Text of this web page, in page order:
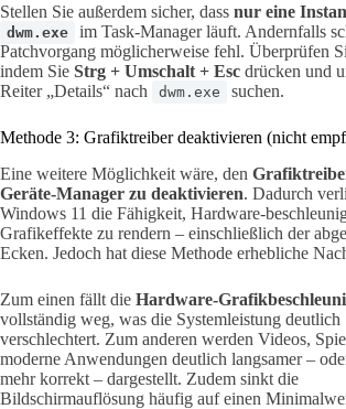
Stellen Sie außerdem sicher, dass nur eine
dwm.exe
im Task-Manager läuft. Andernfalls
Patchvorgang möglicherweise fehl. Überprüfen
indem Sie Strg + Umschalt + Esc drücken und
Reiter „Details“ nach
dwm.exe suchen.
Methode 3: Grafiktreiber deaktivieren (nicht
Eine weitere Möglichkeit wäre, den
Geräte-Manager zu deaktivieren. Dadurch
Windows 11 die Fähigkeit, Hardware-
Grafikeffekte zu rendern – einschließlich der
Ecken. Jedoch hat diese Methode erhebliche
Zum einen fällt die Hardware-
vollständig weg, was die Systemleistung deutlich
verschlechtert. Zum anderen werden Videos,
moderne Anwendungen deutlich langsamer –
mehr korrekt – dargestellt. Zudem sinkt die
Bildschirmauflösung häufig auf einen